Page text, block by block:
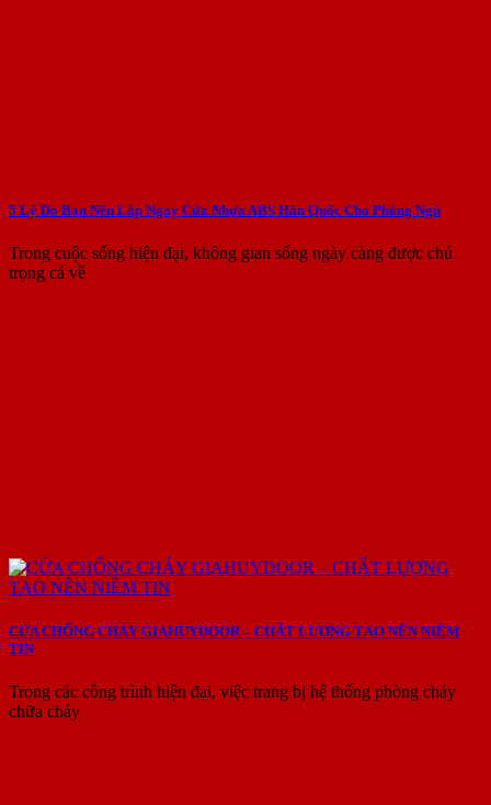
5 Lý Do Bạn Nên Lắp Ngay Cửa Nhựa ABS Hàn Quốc Cho Phòng Ngủ
Trong cuộc sống hiện đại, không gian sống ngày càng được chú
trọng cả về
CỬA CHỐNG CHÁY GIAHUYDOOR – CHẤT LƯỢNG TẠO NÊN NIỀM
TIN
Trong các công trình hiện đại, việc trang bị hệ thống phòng cháy
chữa cháy